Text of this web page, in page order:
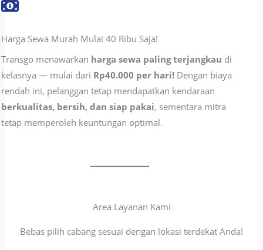
Harga Sewa Murah Mulai 40 Ribu Saja!
Transgo menawarkan harga sewa paling terjangkau di
kelasnya — mulai dari Rp40.000 per hari! Dengan biaya
rendah ini, pelanggan tetap mendapatkan kendaraan
berkualitas, bersih, dan siap pakai, sementara mitra
tetap memperoleh keuntungan optimal.
Area Layanan Kami
Bebas pilih cabang sesuai dengan lokasi terdekat Anda!